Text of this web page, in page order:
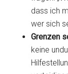
dass ich
wer sich
Grenzen
keine